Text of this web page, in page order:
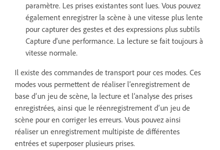
paramètre. Les prises existantes sont lues. Vous pouvez
également enregistrer la scène à une vitesse plus lente
pour capturer des gestes et des expressions plus subtils
Capture d'une performance. La lecture se fait toujours à
vitesse normale.
Il existe des commandes de transport pour ces modes. Ces
modes vous permettent de réaliser l’enregistrement de
base d’un jeu de scène, la lecture et l’analyse des prises
enregistrées, ainsi que le réenregistrement d’un jeu de
scène pour en corriger les erreurs. Vous pouvez ainsi
réaliser un enregistrement multipiste de différentes
entrées et superposer plusieurs prises.